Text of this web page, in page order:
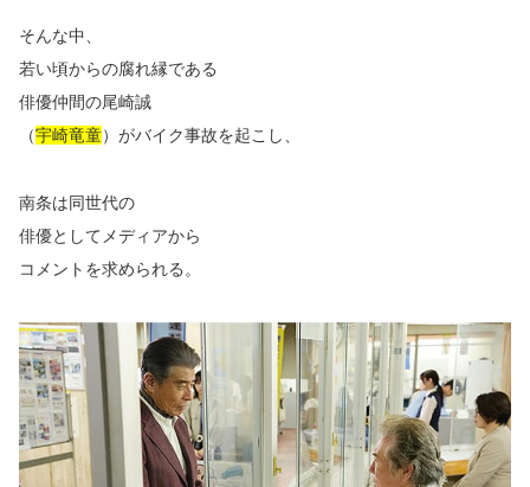
そんな中、
若い頃からの腐れ縁である
俳優仲間の尾崎誠
（宇崎竜童）がバイク事故を起こし、
南条は同世代の
俳優としてメディアから
コメントを求められる。